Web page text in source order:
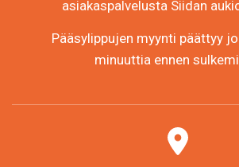
asiakaspalvelusta Siidan
Pääsylippujen myynti päättyy
minuuttia ennen